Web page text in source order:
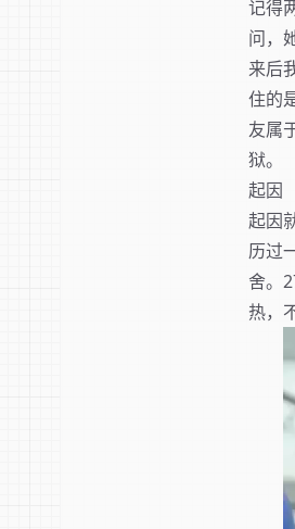
记得
问，
来后
住的
友属
狱。
起因
起因
历过
舍。
热，